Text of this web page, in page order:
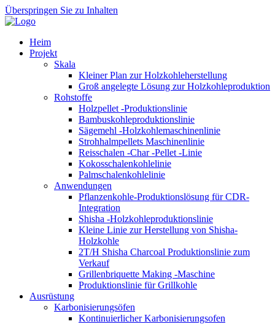
Überspringen Sie zu Inhalten
Heim
Projekt
Skala
Kleiner Plan zur Holzkohleherstellung
Groß angelegte Lösung zur Holzkohleproduktion
Rohstoffe
Holzpellet -Produktionslinie
Bambuskohleproduktionslinie
Sägemehl -Holzkohlemaschinenlinie
Strohhalmpellets Maschinenlinie
Reisschalen -Char -Pellet -Linie
Kokosschalenkohlelinie
Palmschalenkohlelinie
Anwendungen
Pflanzenkohle-Produktionslösung für CDR-
Integration
Shisha -Holzkohleproduktionslinie
Kleine Linie zur Herstellung von Shisha-
Holzkohle
2T/H Shisha Charcoal Produktionslinie zum
Verkauf
Grillenbriquette Making -Maschine
Produktionslinie für Grillkohle
Ausrüstung
Karbonisierungsöfen
Kontinuierlicher Karbonisierungsofen